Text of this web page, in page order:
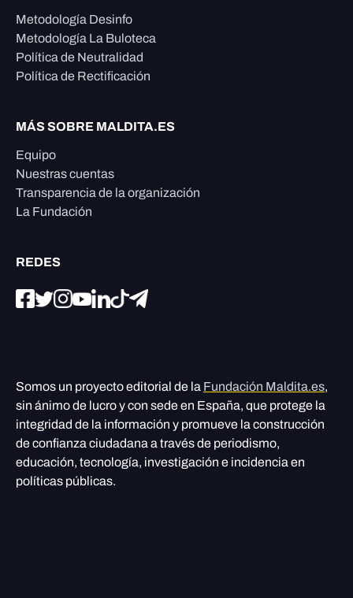
Metodología Desinfo
Metodología La Buloteca
Política de Neutralidad
Política de Rectificación
MÁS SOBRE MALDITA.ES
Equipo
Nuestras cuentas
Transparencia de la organización
La Fundación
REDES
Somos un proyecto editorial de la Fundación Maldita.es,
sin ánimo de lucro y con sede en España, que protege la
integridad de la información y promueve la construcción
de confianza ciudadana a través de periodismo,
educación, tecnología, investigación e incidencia en
políticas públicas.